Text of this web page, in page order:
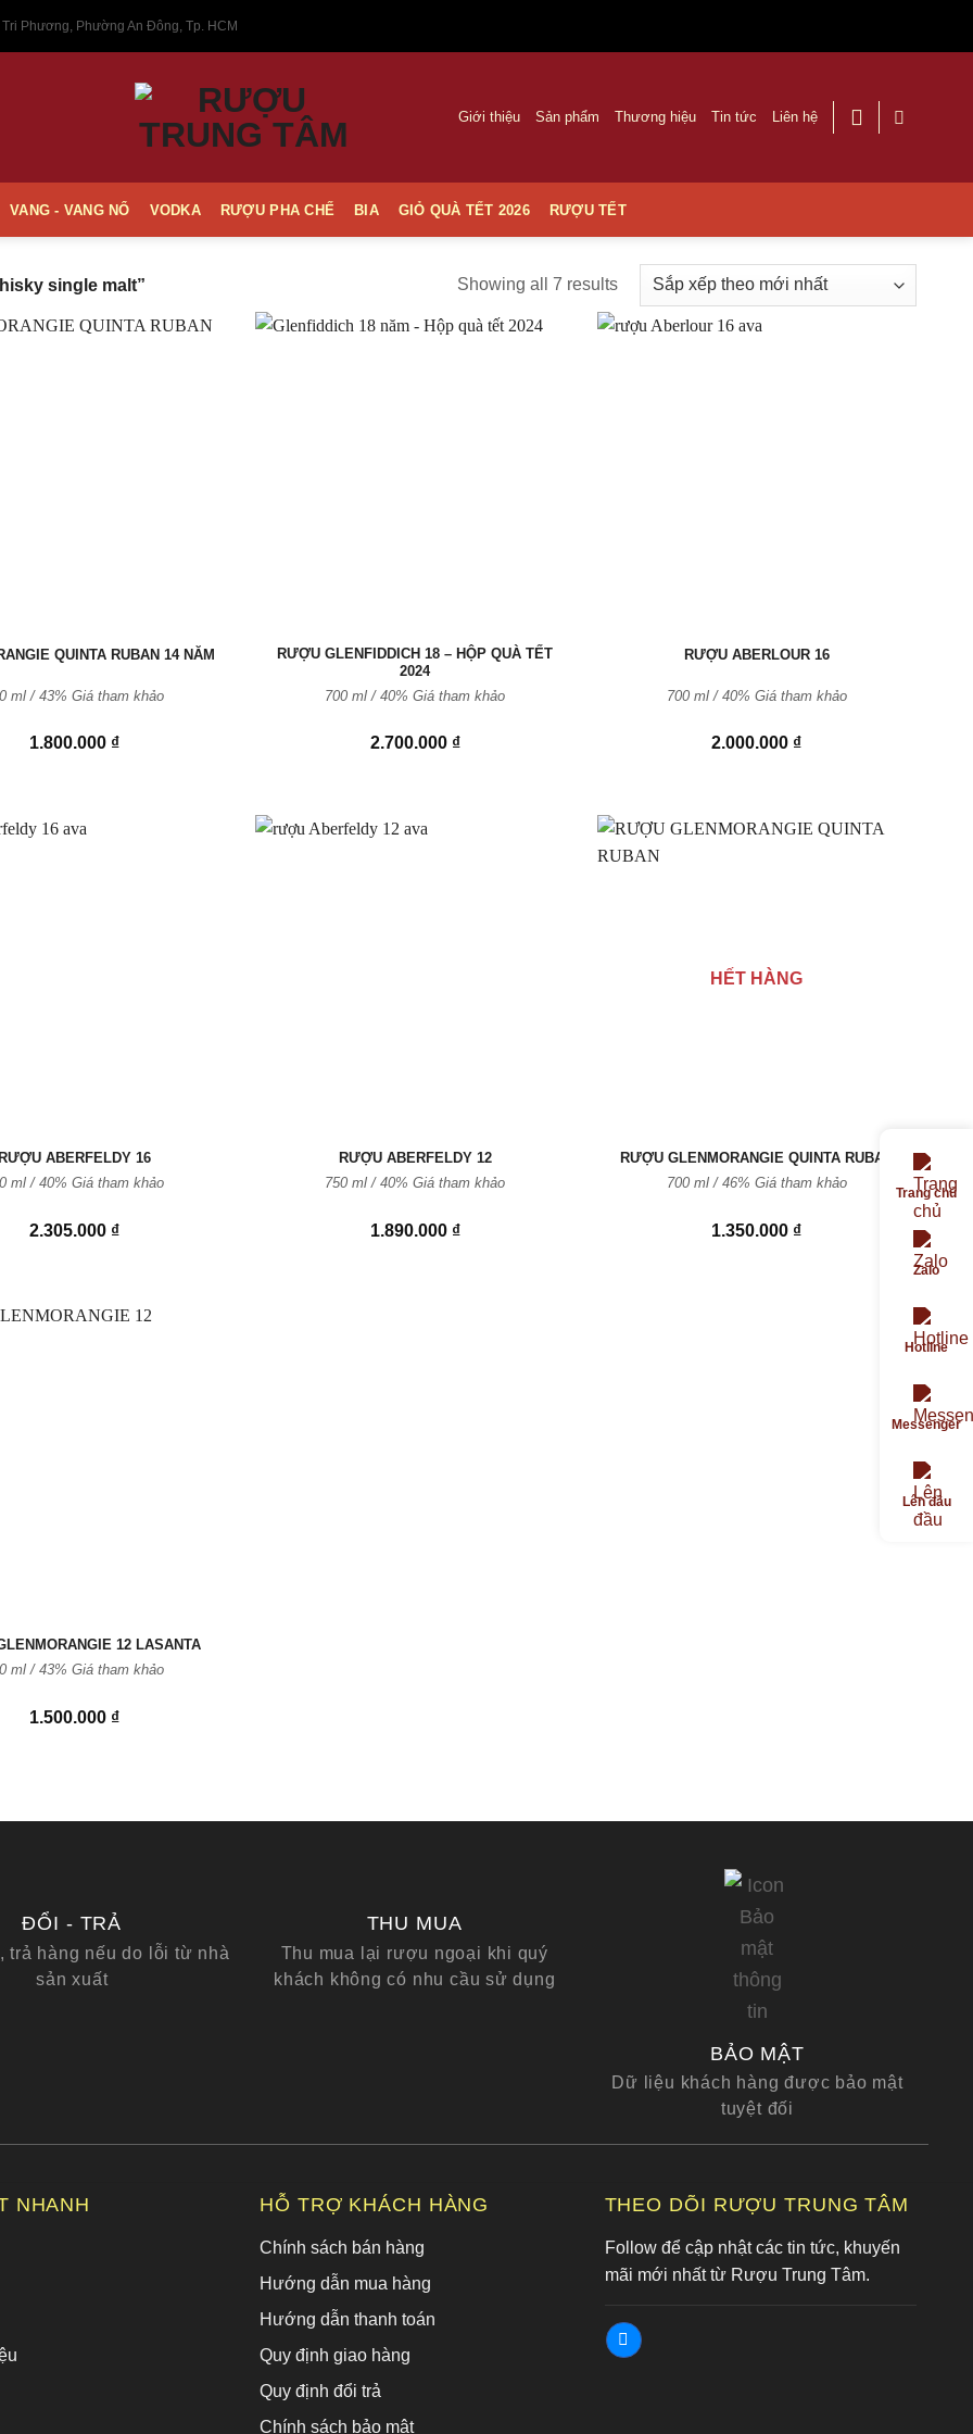
Phương, Phường An Đông, Tp. HCM
Giới thiệu Sản phẩm Thương hiệu Tin tức Liên hệ
VANG - VANG NỔ VODKA RƯỢU PHA CHẾ BIA GIỎ QUÀ TẾT 2026 RƯỢU TẾT
single malt” Showing all 7 results
QUINTA RUBAN 14 NĂM
1.800.000 ₫
ml / 43% Giá tham khảo
RƯỢU GLENFIDDICH 18 – HỘP QUÀ TẾT
2024
2.700.000 ₫
700 ml / 40% Giá tham khảo
RƯỢU ABERLOUR 16
2.000.000 ₫
700 ml / 40% Giá tham khảo
ABERFELDY 16
2.305.000 ₫
ml / 40% Giá tham khảo
RƯỢU ABERFELDY 12
1.890.000 ₫
750 ml / 40% Giá tham khảo
HẾT HÀNG
RƯỢU GLENMORANGIE QUINTA RUBAN
1.350.000 ₫
700 ml / 46% Giá tham khảo
12 LASANTA
1.500.000 ₫
ml / 43% Giá tham khảo
ĐỔI - TRẢ
trả hàng nếu do lỗi từ nhà
sản xuất
THU MUA
Thu mua lại rượu ngoại khi quý
khách không có nhu cầu sử dụng
BẢO MẬT
Dữ liệu khách hàng được bảo mật
tuyệt đối
NHANH HỖ TRỢ KHÁCH HÀNG
Chính sách bán hàng
Hướng dẫn mua hàng
Hướng dẫn thanh toán
Quy định giao hàng
Quy định đổi trả
Chính sách bảo mật
THEO DÕI RƯỢU TRUNG TÂM
Follow để cập nhật các tin tức, khuyến
mãi mới nhất từ Rượu Trung Tâm.
Trang chủ
Zalo
Hotline
Messenger
Lên đầu